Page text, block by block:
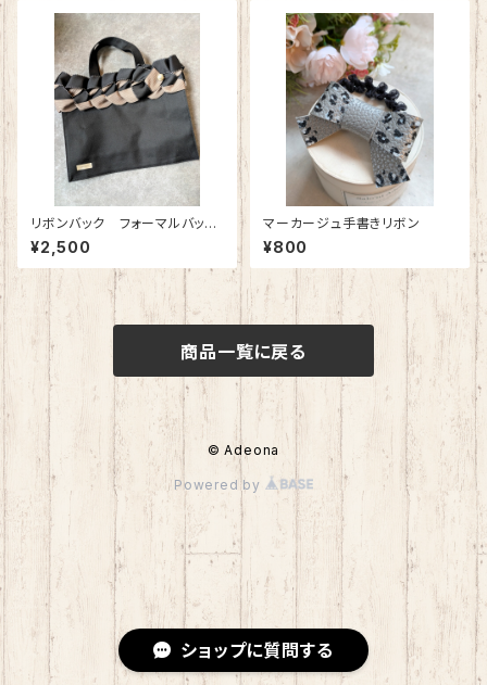
ショップに質問する
リボンバック フォーマルバッ
ク 特別展示品
¥2,500
マーカージュ手書きリボン
¥800
商品一覧に戻る
© Adeona
Powered by